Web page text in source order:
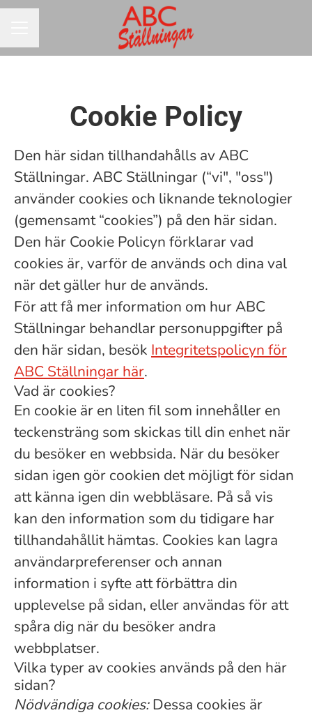
Cookie Policy
Den här sidan tillhandahålls av ABC
Ställningar. ABC Ställningar (“vi", "oss")
använder cookies och liknande teknologier
(gemensamt “cookies”) på den här sidan.
Den här Cookie Policyn förklarar vad
cookies är, varför de används och dina val
när det gäller hur de används.
För att få mer information om hur ABC
Ställningar behandlar personuppgifter på
den här sidan, besök Integritetspolicyn för
ABC Ställningar här.
Vad är cookies?
En cookie är en liten fil som innehåller en
teckensträng som skickas till din enhet när
du besöker en webbsida. När du besöker
sidan igen gör cookien det möjligt för sidan
att känna igen din webbläsare. På så vis
kan den information som du tidigare har
tillhandahållit hämtas. Cookies kan lagra
användarpreferenser och annan
information i syfte att förbättra din
upplevelse på sidan, eller användas för att
spåra dig när du besöker andra
webbplatser.
Vilka typer av cookies används på den här
sidan?
Nödvändiga cookies:Dessa cookies är